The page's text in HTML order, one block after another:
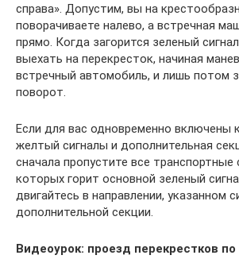
справа». Допустим, вы на
поворачиваете налево, а встречная
прямо. Когда загорится зеленый
выехать на перекресток, начиная
встречный автомобиль, и лишь потом
поворот.
Если для вас одновременно включены
желтый сигналы и дополнительная
сначала пропустите все транспортные
которых горит основной зеленый
двигайтесь в направлении, указанном
дополнительной секции.
Видеоурок: проезд перекрестков